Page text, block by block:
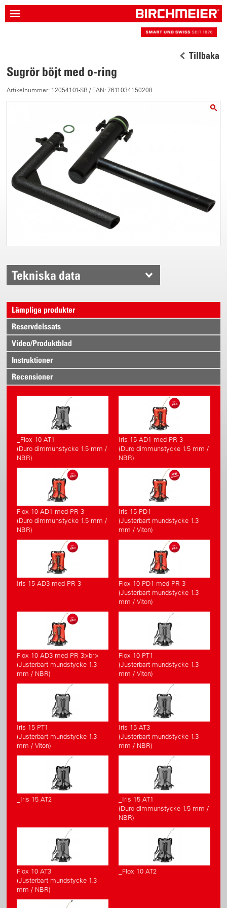
Tillbaka
Sugrör böjt med o-ring
Artikelnummer: 12054101-SB / EAN: 7611034150208
Tekniska data
Lämpliga produkter
Reservdelssats
Video/Produktblad
Instruktioner
Recensioner
_Flox 10 AT1
(Duro dimmunstycke 1.5 mm /
NBR)
Iris 15 AD1 med PR 3
(Duro dimmunstycke 1.5 mm /
NBR)
Flox 10 AD1 med PR 3
(Duro dimmunstycke 1.5 mm /
NBR)
Iris 15 PD1
(Justerbart mundstycke 1.3
mm / Viton)
Iris 15 AD3 med PR 3
Flox 10 PD1 med PR 3
(Justerbart mundstycke 1.3
mm / Viton)
Flox 10 AD3 med PR 3>br>
(Justerbart mundstycke 1.3
mm / NBR)
Flox 10 PT1
(Justerbart mundstycke 1.3
mm / Viton)
Iris 15 PT1
(Justerbart mundstycke 1.3
mm / Viton)
Iris 15 AT3
(Justerbart mundstycke 1.3
mm / NBR)
_Iris 15 AT2
_Iris 15 AT1
(Duro dimmunstycke 1.5 mm /
NBR)
Flox 10 AT3
(Justerbart mundstycke 1.3
mm / NBR)
_Flox 10 AT2